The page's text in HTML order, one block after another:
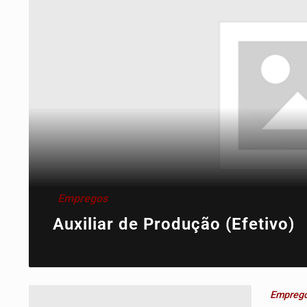
Empregos
Auxiliar de Produção (Efetivo)